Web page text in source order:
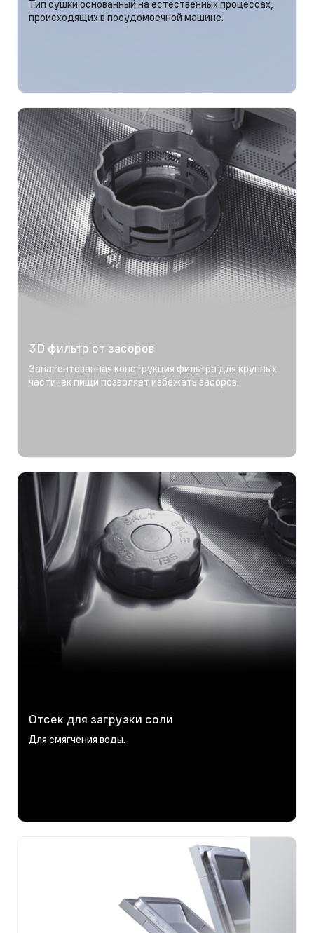
Тип сушки основанный на естественных процессах,
происходящих в посудомоечной машине.
3D фильтр от засоров
Запатентованная конструкция фильтра для крупных
частичек пищи позволяет избежать засоров.
Отсек для загрузки соли
Для смягчения воды.